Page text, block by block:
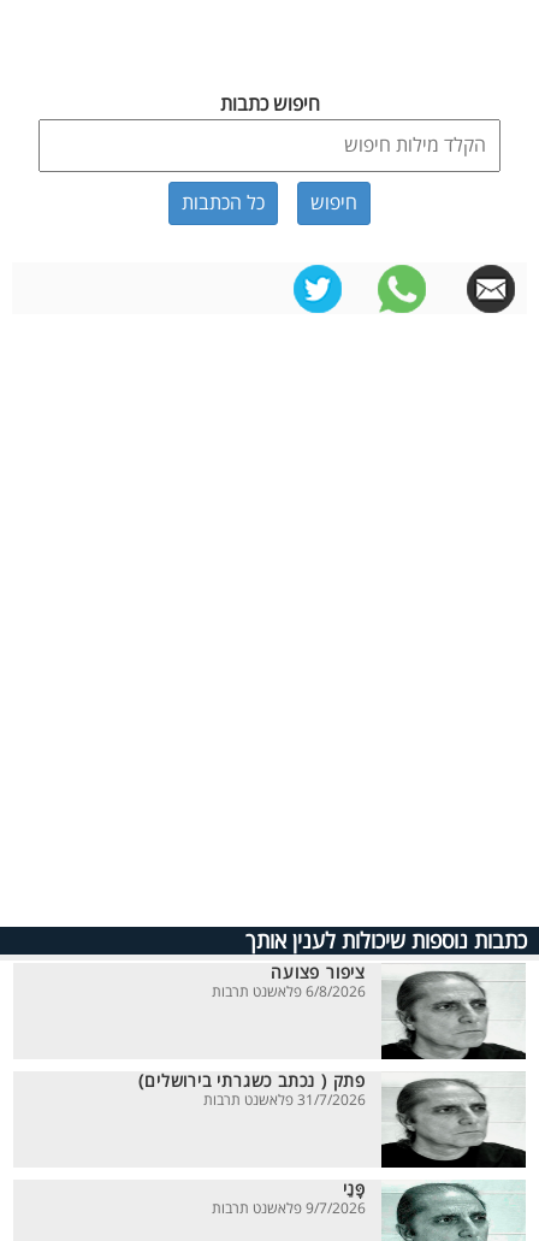
חיפוש כתבות
כל הכתבות
כתבות נוספות שיכולות לענין אותך
ציפור פצועה
6/8/2026 פלאשנט תרבות
פתק ( נכתב כשגרתי בירושלים)
31/7/2026 פלאשנט תרבות
פָּנַי
9/7/2026 פלאשנט תרבות